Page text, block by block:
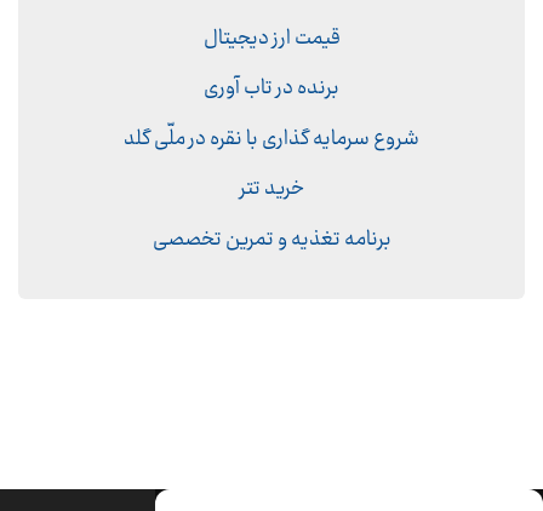
قیمت ارز دیجیتال
برنده در تاب آوری
شروع سرمایه گذاری با نقره در ملّی گلد
خرید تتر
برنامه تغذیه و تمرین تخصصی